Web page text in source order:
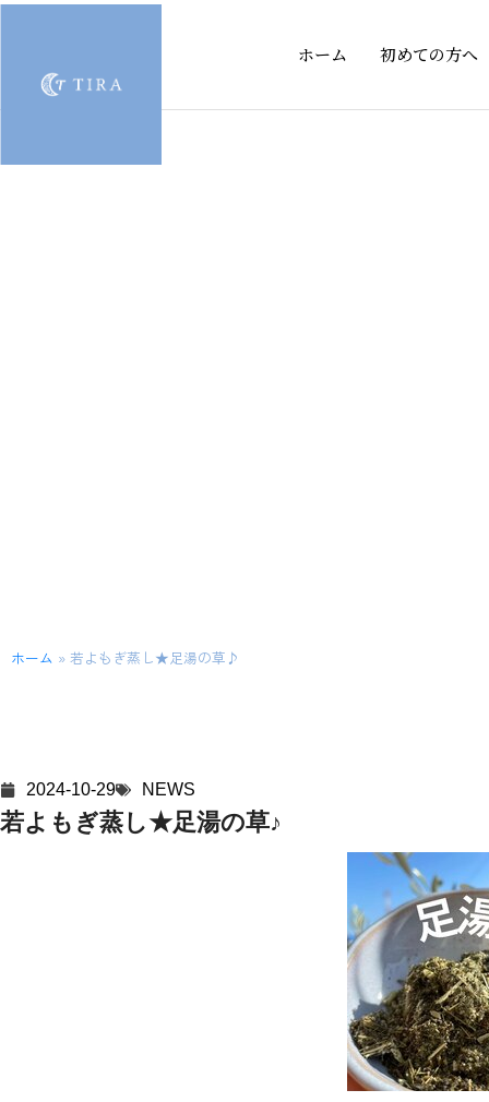
ホーム 初めての方へ
ホーム » 若よもぎ蒸し★足湯の草♪
2024-10-29 NEWS
若よもぎ蒸し★足湯の草♪